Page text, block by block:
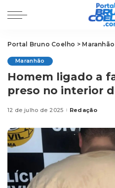
Portal Bruno Coelho > Maranhão
Maranhão
Homem ligado a
preso no interior
12 de julho de 2025Posted
Redação